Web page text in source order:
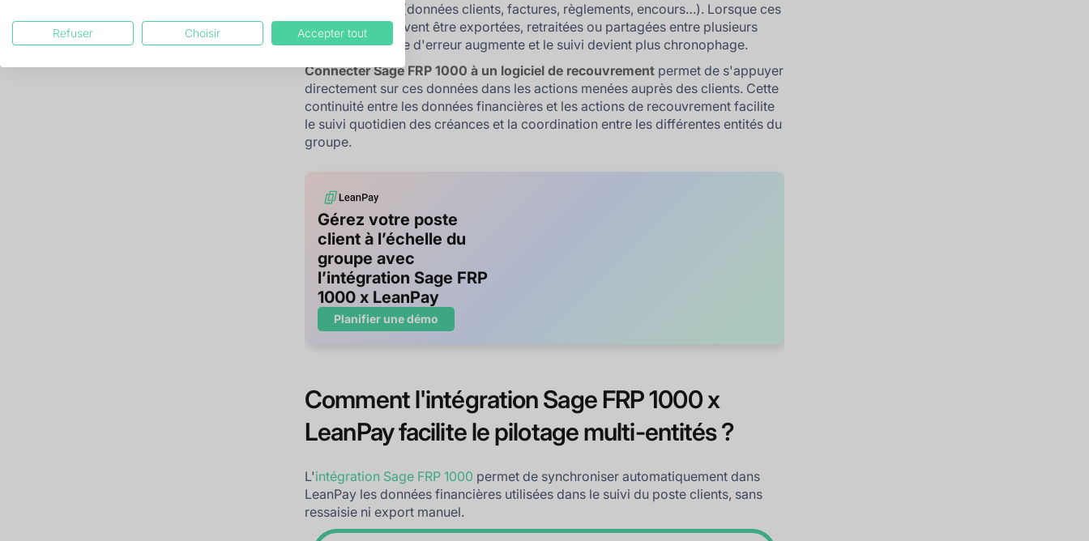
(données clients, factures, règlements, encours…). Lorsque ces
informations doivent être exportées, retraitées ou partagées entre plusieurs
équipes, le risque d'erreur augmente et le suivi devient plus chronophage.
Connecter Sage FRP 1000 à un logiciel de recouvrement permet de s'appuyer
directement sur ces données dans les actions menées auprès des clients. Cette
continuité entre les données financières et les actions de recouvrement facilite
le suivi quotidien des créances et la coordination entre les différentes entités du
groupe.
Gérez votre poste
client à l’échelle du
groupe avec
l’intégration Sage FRP
1000 x LeanPay
Planifier une démo
Comment l'intégration Sage FRP 1000 x
LeanPay facilite le pilotage multi-entités ?
L'intégration Sage FRP 1000 permet de synchroniser automatiquement dans
LeanPay les données financières utilisées dans le suivi du poste clients, sans
ressaisie ni export manuel.
Refuser Choisir Accepter tout